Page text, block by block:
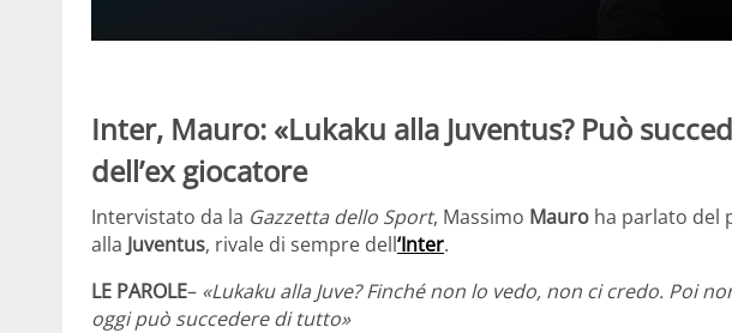
Inter, Mauro: «Lukaku alla Juventus? Può
dell’ex giocatore
Intervistato da la Gazzetta dello Sport, Massimo Mauro ha parlato del
alla Juventus, rivale di sempre dell‘Inter.
LE PAROLE– «Lukaku alla Juve? Finché non lo vedo, non ci credo. Poi
oggi può succedere di tutto»